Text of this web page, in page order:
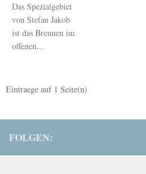
Das Spezialgebiet
von Stefan Jakob
ist das Brennen im
offenen...
Eintraege auf 1 Seite(n)
FOLGEN: